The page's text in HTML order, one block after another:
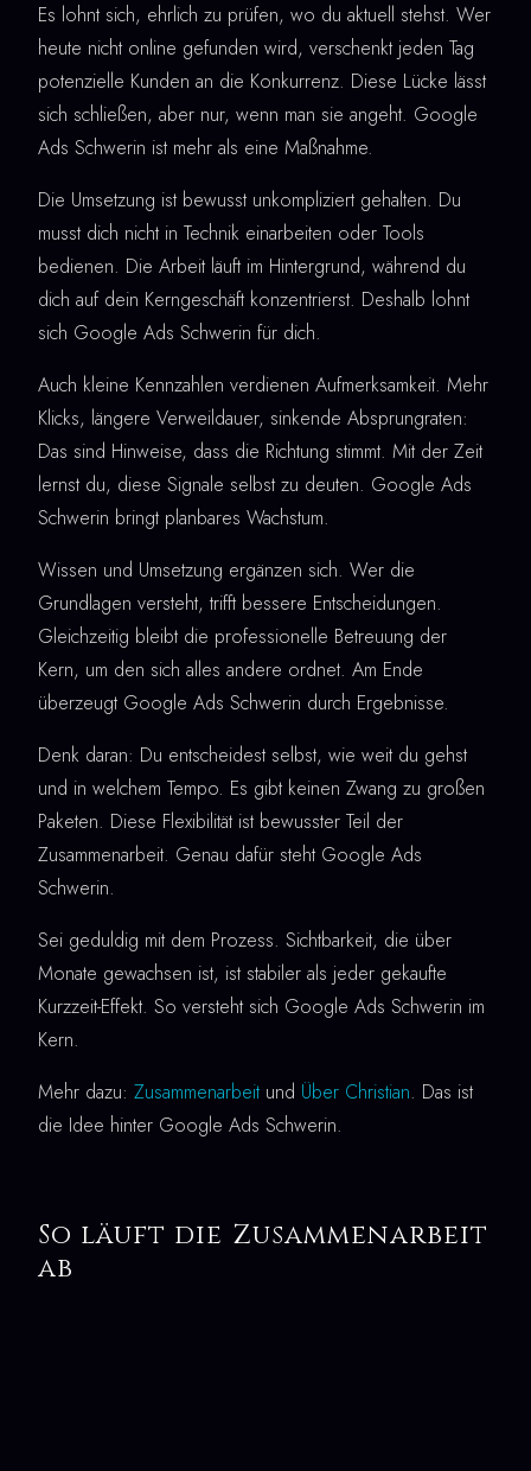
Es lohnt sich, ehrlich zu prüfen, wo du aktuell stehst. Wer
heute nicht online gefunden wird, verschenkt jeden Tag
potenzielle Kunden an die Konkurrenz. Diese Lücke lässt
sich schließen, aber nur, wenn man sie angeht. Google
Ads Schwerin ist mehr als eine Maßnahme.
Die Umsetzung ist bewusst unkompliziert gehalten. Du
musst dich nicht in Technik einarbeiten oder Tools
bedienen. Die Arbeit läuft im Hintergrund, während du
dich auf dein Kerngeschäft konzentrierst. Deshalb lohnt
sich Google Ads Schwerin für dich.
Auch kleine Kennzahlen verdienen Aufmerksamkeit. Mehr
Klicks, längere Verweildauer, sinkende Absprungraten:
Das sind Hinweise, dass die Richtung stimmt. Mit der Zeit
lernst du, diese Signale selbst zu deuten. Google Ads
Schwerin bringt planbares Wachstum.
Wissen und Umsetzung ergänzen sich. Wer die
Grundlagen versteht, trifft bessere Entscheidungen.
Gleichzeitig bleibt die professionelle Betreuung der
Kern, um den sich alles andere ordnet. Am Ende
überzeugt Google Ads Schwerin durch Ergebnisse.
Denk daran: Du entscheidest selbst, wie weit du gehst
und in welchem Tempo. Es gibt keinen Zwang zu großen
Paketen. Diese Flexibilität ist bewusster Teil der
Zusammenarbeit. Genau dafür steht Google Ads
Schwerin.
Sei geduldig mit dem Prozess. Sichtbarkeit, die über
Monate gewachsen ist, ist stabiler als jeder gekaufte
Kurzzeit-Effekt. So versteht sich Google Ads Schwerin im
Kern.
Mehr dazu: Zusammenarbeit und Über Christian. Das ist
die Idee hinter Google Ads Schwerin.
So läuft die Zusammenarbeit
ab